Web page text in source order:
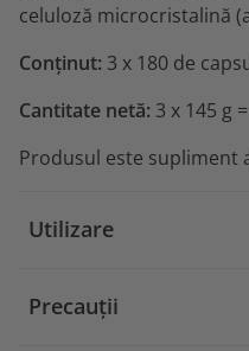
celuloză microcristalină
Conținut: 3 x 180 de
Cantitate netă: 3 x 145 g
Produsul este supliment
Utilizare
Precauții